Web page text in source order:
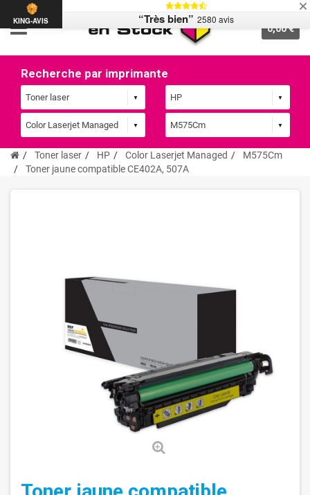
0,00 €
Recherche par imprimante
Toner laser HP Color Laserjet Managed
M575Cm
Toner jaune compatible CE402A, 507A
KING-AVIS “Très bien” 2580 avis